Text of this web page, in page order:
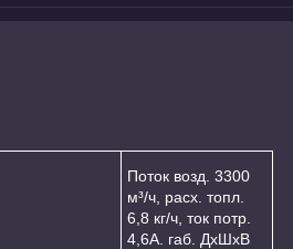
Поток возд. 3300
м³/ч, расх. топл.
6,8 кг/ч, ток потр.
4,6А. габ. ДхШхВ